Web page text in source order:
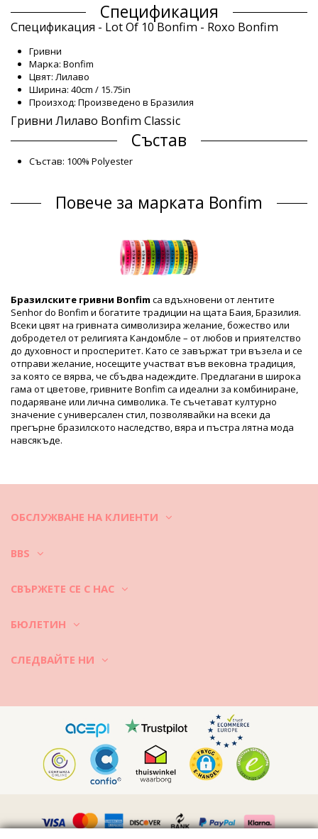
Спецификация
Спецификация - Lot Of 10 Bonfim - Roxo Bonfim
Гривни
Марка: Bonfim
Цвят: Лилаво
Ширина: 40cm / 15.75in
Произход: Произведено в Бразилия
Гривни Лилаво Bonfim Classic
Състав
Състав: 100% Polyester
Отдел: Unisex, Гривни
Пакетът включва: 1 x Гривни (Други аксесоари не са
HS CODE: 5806.32.1070
EAN: Уникален размер (7899818109936)
Справка за доставчик: LOT OF H-07-LILAS
Ретуширани снимки
Инструкции за пране и грижа
Инструкции за грижа за: Bonfim Lot Of 10 Bonfim -
Roxo
Свалете преди плуване и поставете в специална кутия.
След носене, избършете бижуто с влажен, чист и мек парцал.
Съхранявайте го в специална кутия с обособени отделения, за
предпочитане подплатени.
Vimeo ID: 315847482
Повече за марката Bonfim
Бразилските гривни Bonfim са вдъхновени от лентите
Senhor do Bonfim и богатите традиции на щата Баия, Бразилия.
Всеки цвят на гривната символизира желание, божество или
добродетел от религията Кандомбле – от любов и приятелство
до духовност и просперитет. Като се завържат три възела и се
отправи желание, носещите участват във вековна традиция,
за която се вярва, че сбъдва надеждите. Предлагани в широка
гама от цветове, гривните Bonfim са идеални за комбиниране,
подаряване или лична символика. Те съчетават културно
значение с универсален стил, позволявайки на всеки да
прегърне бразилското наследство, вяра и пъстра лятна мода
навсякъде.
ОБСЛУЖВАНЕ НА КЛИЕНТИ
BBS
СВЪРЖЕТЕ СЕ С НАС
БЮЛЕТИН
СЛЕДВАЙТЕ НИ